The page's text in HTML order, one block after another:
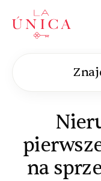
La Única
na